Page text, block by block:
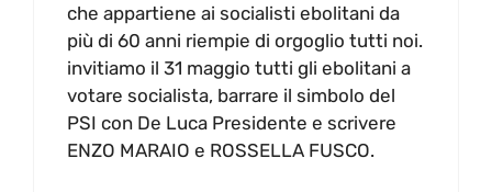
che appartiene ai socialisti ebolitani da
più di 60 anni riempie di orgoglio tutti noi.
invitiamo il 31 maggio tutti gli ebolitani a
votare socialista, barrare il simbolo del
PSI con De Luca Presidente e scrivere
ENZO MARAIO e ROSSELLA FUSCO.